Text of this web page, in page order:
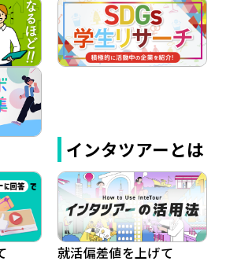
インタツアーとは
就活偏差値を上げて